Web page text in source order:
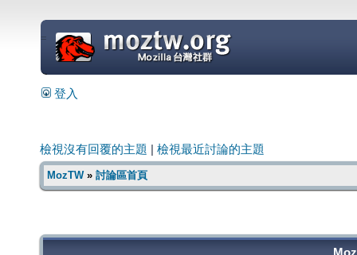
=
登入
檢視沒有回覆的主題 檢視最近討論的主題
MozTW» 討論區首頁